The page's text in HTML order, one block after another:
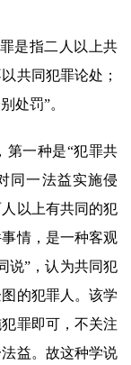
是指二人以上共
共同犯罪论处；
处罚”。
第一种是“犯罪共
同一法益实施侵
以上有共同的犯
情，是一种客观
说”，认为共同犯
的犯罪人。该学
罪即可，不关注
益。故这种学说